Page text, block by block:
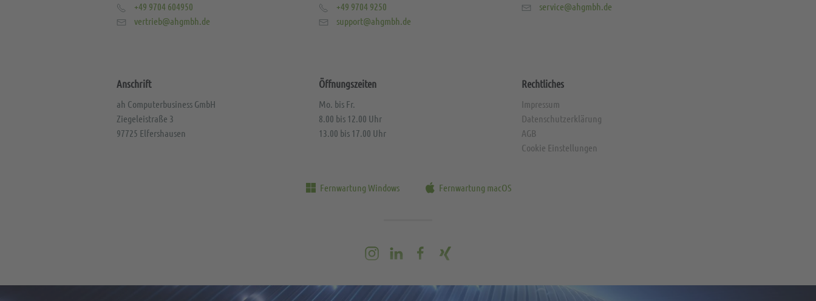
+49 9704 604950
vertrieb@ahgmbh.de
+49 9704 9250
support@ahgmbh.de
service@ahgmbh.de
Anschrift
ah Computerbusiness GmbH
Ziegeleistraße 3
97725 Elfershausen
Öffnungszeiten
Mo. bis Fr.
8.00 bis 12.00 Uhr
13.00 bis 17.00 Uhr
Rechtliches
Impressum
Datenschutzerklärung
AGB
Cookie Einstellungen
Fernwartung Windows Fernwartung macOS